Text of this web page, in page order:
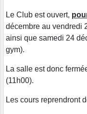
Le Club est ouvert,
décembre au vendredi
ainsi que samedi 24
gym).
La salle est donc
(11h00).
Les cours reprendront